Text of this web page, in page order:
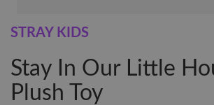
STRAY KIDS
Stay In Our Little
Plush Toy